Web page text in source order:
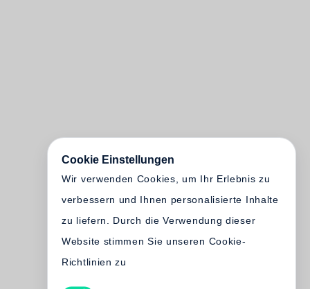
Cookie Einstellungen
Wir verwenden Cookies, um Ihr Erlebnis zu
verbessern und Ihnen personalisierte Inhalte
zu liefern. Durch die Verwendung dieser
Website stimmen Sie unseren Cookie-
Richtlinien zu